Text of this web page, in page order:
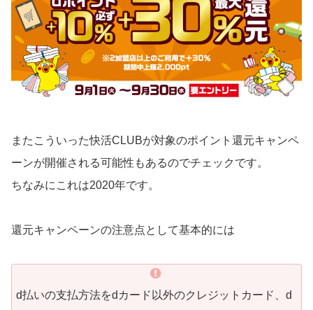
またこういった快活CLUBが対象のポイント還元キャンペ
ーンが開催される可能性もあるのでチェックです。
ちなみにこれは2020年です。
還元キャンペーンの注意点として基本的には
d払いの支払方法をdカード以外のクレジットカード、d